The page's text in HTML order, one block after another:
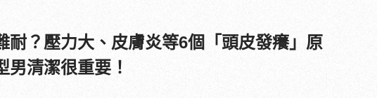
耐？壓力大、皮膚炎等6個「頭皮發癢」原
男清潔很重要！